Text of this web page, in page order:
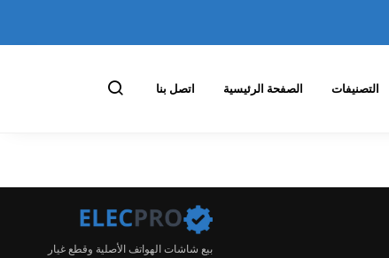
التصنيفات الصفحة الرئيسية اتصل بنا
بيع شاشات الهواتف الأصلية وقطع غيار